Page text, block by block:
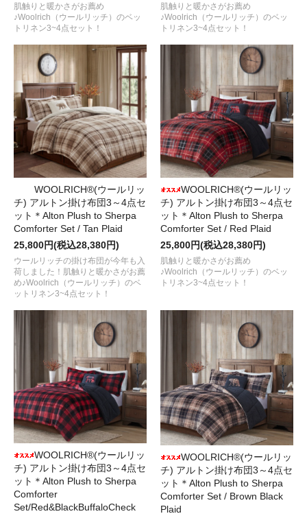
肌触りと暖かさがお薦め
♪Woolrich（ウールリッチ）のベッ
トリネン3~4点セット！
肌触りと暖かさがお薦め
♪Woolrich（ウールリッチ）のベッ
トリネン3~4点セット！
WOOLRICH®(ウールリッ
チ) アルトン掛け布団3～4点セ
ット＊Alton Plush to Sherpa
Comforter Set / Tan Plaid
25,800円(税込28,380円)
ウールリッチの掛け布団が今年も入
荷しました！肌触りと暖かさがお薦
め♪Woolrich（ウールリッチ）のベ
ットリネン3~4点セット！
WOOLRICH®(ウールリッ
チ) アルトン掛け布団3～4点セ
ット＊Alton Plush to Sherpa
Comforter Set / Red Plaid
25,800円(税込28,380円)
肌触りと暖かさがお薦め
♪Woolrich（ウールリッチ）のベッ
トリネン3~4点セット！
WOOLRICH®(ウールリッ
チ) アルトン掛け布団3～4点セ
ット＊Alton Plush to Sherpa
Comforter
Set/Red&BlackBuffaloCheck
WOOLRICH®(ウールリッ
チ) アルトン掛け布団3～4点セ
ット＊Alton Plush to Sherpa
Comforter Set / Brown Black
Plaid